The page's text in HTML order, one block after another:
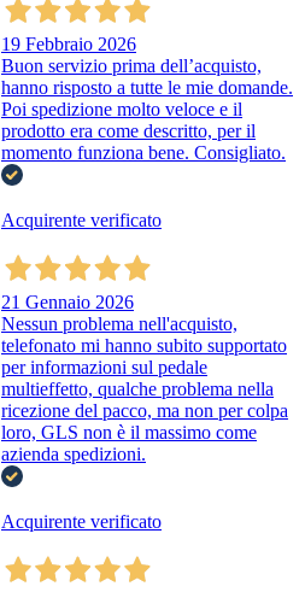
19 Febbraio 2026
Buon servizio prima dell’acquisto,
hanno risposto a tutte le mie domande.
Poi spedizione molto veloce e il
prodotto era come descritto, per il
momento funziona bene. Consigliato.
Acquirente verificato
21 Gennaio 2026
Nessun problema nell'acquisto,
telefonato mi hanno subito supportato
per informazioni sul pedale
multieffetto, qualche problema nella
ricezione del pacco, ma non per colpa
loro, GLS non è il massimo come
azienda spedizioni.
Acquirente verificato